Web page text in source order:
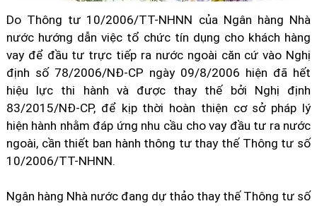
Do Thông tư 10/2006/TT-NHNN của Ngân hàng Nhà
nước hướng dẫn việc tổ chức tín dụng cho khách hàng
vay để đầu tư trực tiếp ra nước ngoài căn cứ vào Nghị
định số 78/2006/NĐ-CP ngày 09/8/2006 hiện đã hết
hiệu lực thi hành và được thay thế bởi Nghị định
83/2015/NĐ-CP, để kịp thời hoàn thiện cơ sở pháp lý
hiện hành nhằm đáp ứng nhu cầu cho vay đầu tư ra nước
ngoài, cần thiết ban hành thông tư thay thế Thông tư số
10/2006/TT-NHNN.
Ngân hàng Nhà nước đang dự thảo thay thế Thông tư số